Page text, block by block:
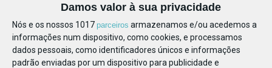
Damos valor à sua privacidade
Nós e os nossos 1017 parceiros armazenamos e/ou acedemos a
informações num dispositivo, como cookies, e processamos
dados pessoais, como identificadores únicos e informações
padrão enviadas por um dispositivo para publicidade e